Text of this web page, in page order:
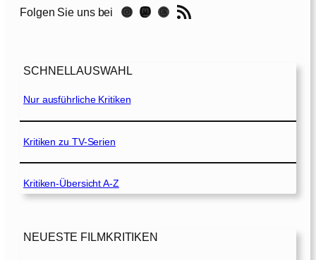
s
e
a
c
h
2
0
3
Folgen Sie uns bei Instagram Mastodon Threads RSS-Feed
SCHNELLAUSWAHL
Nur ausführliche Kritiken
Kritiken zu TV-Serien
Kritiken-Übersicht A-Z
NEUESTE FILMKRITIKEN